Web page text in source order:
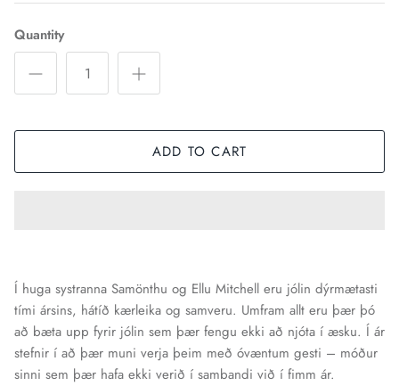
Quantity
ADD TO CART
Í huga systranna Samönthu og Ellu Mitchell eru jólin dýrmætasti
tími ársins, hátíð kærleika og samveru. Umfram allt eru þær þó
að bæta upp fyrir jólin sem þær fengu ekki að njóta í æsku. Í ár
stefnir í að þær muni verja þeim með óvæntum gesti – móður
sinni sem þær hafa ekki verið í sambandi við í fimm ár.